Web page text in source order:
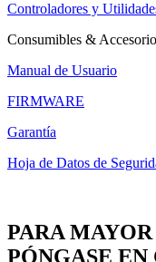
Controladores y
Consumibles &
Manual de Usuario
FIRMWARE
Garantía
Hoja de Datos de
PARA
PÓNGASE EN